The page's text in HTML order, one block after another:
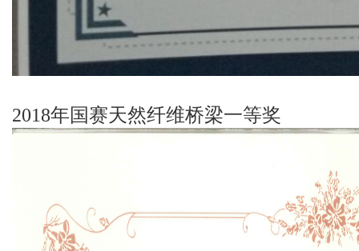
2018年国赛天然纤维桥梁一等奖